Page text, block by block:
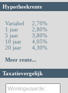
Hypotheekrente
Variabel
2,70%
1 jaar
2,80%
5 jaar
3,80%
10 jaar
4,05%
20 jaar
4,30%
Meer rente...
Taxatievergelijk